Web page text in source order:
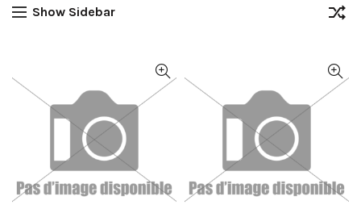
Show Sidebar